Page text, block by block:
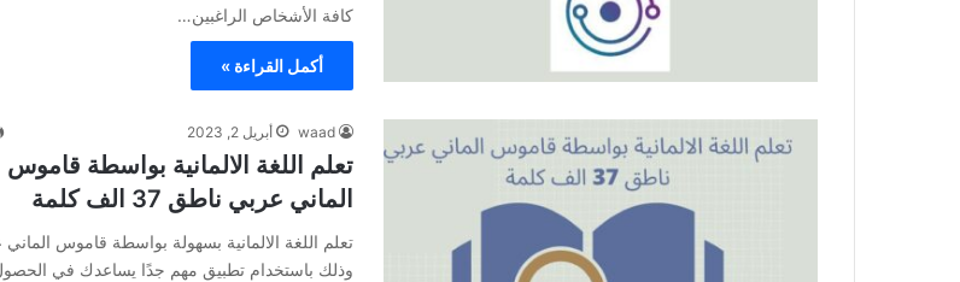
كافة الأشخاص الراغبين…
أكمل القراءة »
waad أبريل 2, 2023
تعلم اللغة الالمانية بواسطة قاموس
الماني عربي ناطق 37 الف كلمة
تعلم اللغة الالمانية بسهولة بواسطة قاموس
وذلك باستخدام تطبيق مهم جدًا يساعدك في